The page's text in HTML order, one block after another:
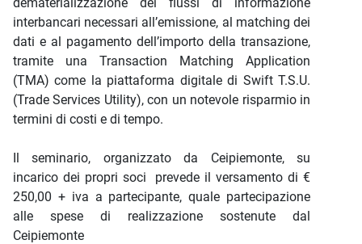
interbancari necessari all’emissione, al matching dei
dati e al pagamento dell’importo della transazione,
tramite una Transaction Matching Application
(TMA) come la piattaforma digitale di Swift T.S.U.
(Trade Services Utility), con un notevole risparmio in
termini di costi e di tempo.
Il seminario, organizzato da Ceipiemonte, su
incarico dei propri soci prevede il versamento di €
250,00 + iva a partecipante, quale partecipazione
alle spese di realizzazione sostenute dal
Ceipiemonte